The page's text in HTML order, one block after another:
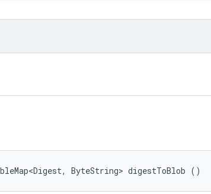
ByteString> digestToBlob ()